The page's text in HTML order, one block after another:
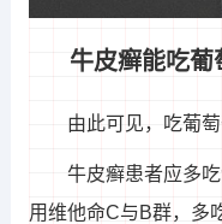
牛皮癣能吃葡
由此可见，吃葡
牛皮癣患者应多
用维他命C与B群，多